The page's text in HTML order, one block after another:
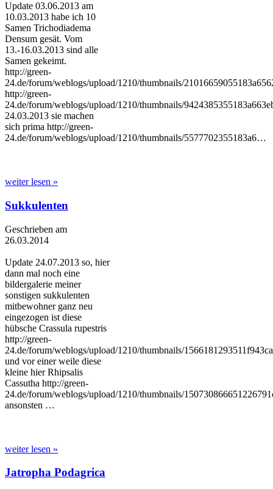
Update 03.06.2013 am
10.03.2013 habe ich 10
Samen Trichodiadema
Densum gesät. Vom
13.-16.03.2013 sind alle
Samen gekeimt.
http://green-
24.de/forum/weblogs/upload/1210/thumbnails/
http://green-
24.de/forum/weblogs/upload/1210/thumbnails/
24.03.2013 sie machen
sich prima http://green-
24.de/forum/weblogs/upload/1210/thumbnails/5577702355183a6…
weiter lesen »
Sukkulenten
Geschrieben am
26.03.2014
Update 24.07.2013 so, hier
dann mal noch eine
bildergalerie meiner
sonstigen sukkulenten
mitbewohner ganz neu
eingezogen ist diese
hübsche Crassula rupestris
http://green-
24.de/forum/weblogs/upload/1210/thumbnails/
und vor einer weile diese
kleine hier Rhipsalis
Cassutha http://green-
24.de/forum/weblogs/upload/1210/thumbnails/
ansonsten …
weiter lesen »
Jatropha Podagrica